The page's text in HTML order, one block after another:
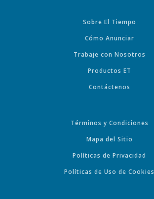
Sobre El Tiempo
Cómo Anunciar
Trabaje con Nosotros
Productos ET
Contáctenos
Términos y Condiciones
Mapa del Sitio
Políticas de Privacidad
Políticas de Uso de Cookies